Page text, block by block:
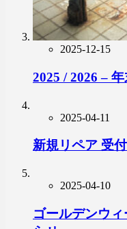
2025-12-15
2025 / 2026 –
2025-04-11
新規リペア 受
2025-04-10
ゴールデンウ